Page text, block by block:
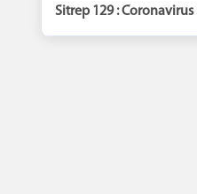
Sitrep 129 : Coronavirus